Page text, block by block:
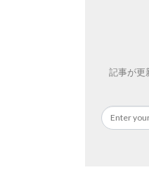
記事が更